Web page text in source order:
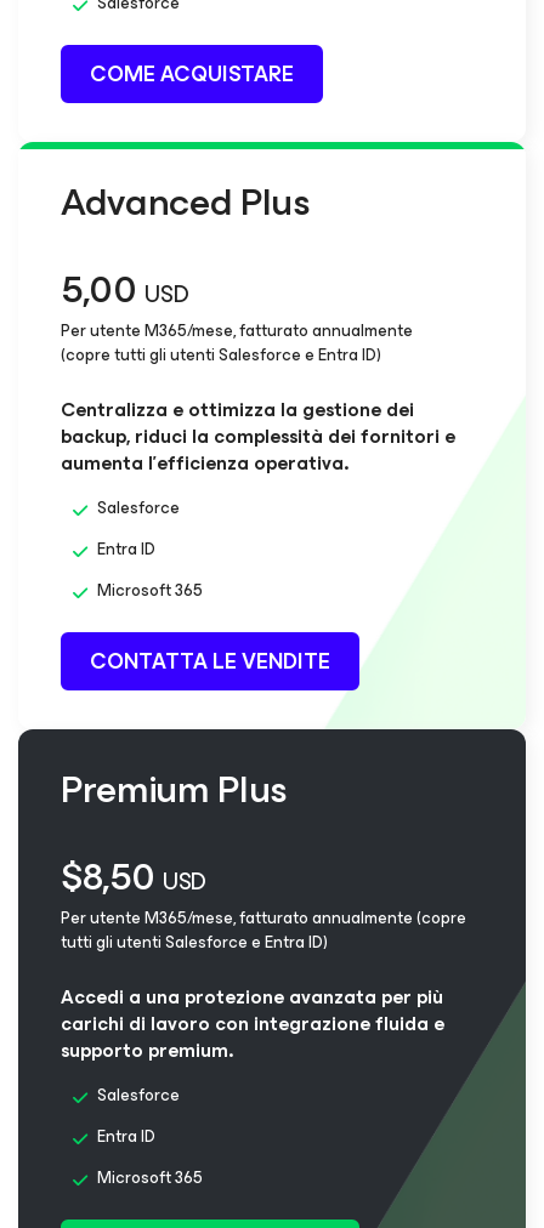
COME ACQUISTARE
Advanced Plus
5,00 USD
Per utente M365/mese, fatturato annualmente
(copre tutti gli utenti Salesforce e Entra ID)​
Centralizza e ottimizza la gestione dei
backup, riduci la complessità dei fornitori e
aumenta l'efficienza operativa.
Salesforce
Entra ID
Microsoft 365
CONTATTA LE VENDITE
Premium Plus
$8,50 USD
Per utente M365/mese, fatturato annualmente (copre
tutti gli utenti Salesforce e Entra ID)​
Accedi a una protezione avanzata per più
carichi di lavoro con integrazione fluida e
supporto premium.
Salesforce
Entra ID
Microsoft 365